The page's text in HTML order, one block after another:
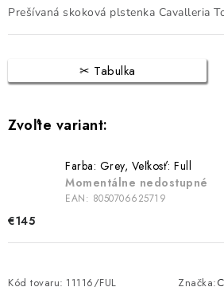
Podmienky ochrany osobných údajov
Prešívaná skoková plstenka Cavalleria
Tabulka
Farba: Grey, Veľkosť: Full
Momentálne nedostupné
EAN: 8050706625719
€145
Kód tovaru: 11116/FUL Značka: